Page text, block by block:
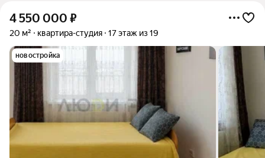
4 550 000 ₽
20 м² квартира-студия 17 этаж из 19
новостройка